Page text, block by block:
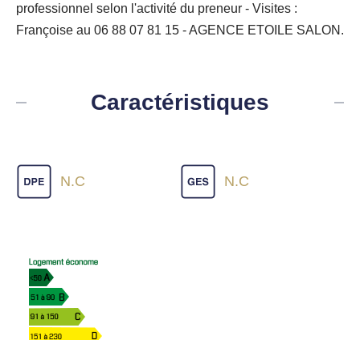
professionnel selon l'activité du preneur - Visites :
Françoise au 06 88 07 81 15 - AGENCE ETOILE SALON.
Caractéristiques
N.C N.C